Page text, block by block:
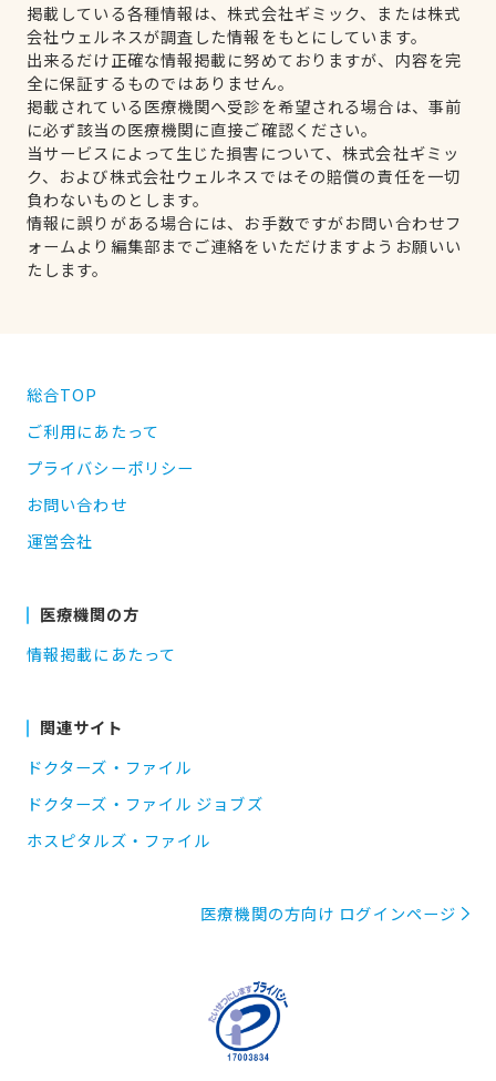
掲載している各種情報は、株式会社ギミック、または株式
会社ウェルネスが調査した情報をもとにしています。
出来るだけ正確な情報掲載に努めておりますが、内容を完
全に保証するものではありません。
掲載されている医療機関へ受診を希望される場合は、事前
に必ず該当の医療機関に直接ご確認ください。
当サービスによって生じた損害について、株式会社ギミッ
ク、および株式会社ウェルネスではその賠償の責任を一切
負わないものとします。
情報に誤りがある場合には、お手数ですがお問い合わせフ
ォームより編集部までご連絡をいただけますようお願いい
たします。
総合TOP
ご利用にあたって
プライバシーポリシー
お問い合わせ
運営会社
医療機関の方
情報掲載にあたって
関連サイト
ドクターズ・ファイル
ドクターズ・ファイル ジョブズ
ホスピタルズ・ファイル
医療機関の方向け ログインページ